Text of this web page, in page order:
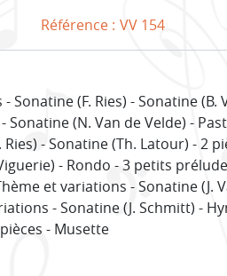
Référence : VV 154
(F. Ries) - Sonatine (B.
Sonatine (N. Van de Velde) -
- Sonatine (Th. Latour) - 2
- Rondo - 3 petits
et variations - Sonatine (J.
- Sonatine (J. Schmitt) -
- Musette